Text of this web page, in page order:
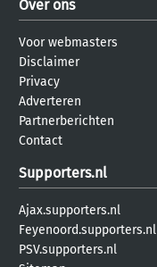
Over ons
Voor webmasters
Disclaimer
Privacy
Adverteren
Partnerberichten
Contact
Supporters.nl
Ajax.supporters.nl
Feyenoord.supporters.nl
PSV.supporters.nl